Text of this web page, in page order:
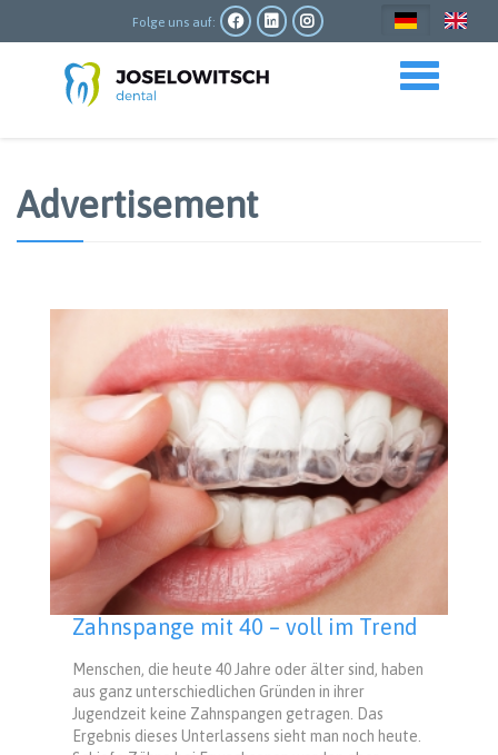
Inhalt
Folge uns auf:
Toggle navigation
Advertisement
Zahnspange mit 40 – voll im Trend
Menschen, die heute 40 Jahre oder älter sind, haben
aus ganz unterschiedlichen Gründen in ihrer
Jugendzeit keine Zahnspangen getragen. Das
Ergebnis dieses Unterlassens sieht man noch heute.